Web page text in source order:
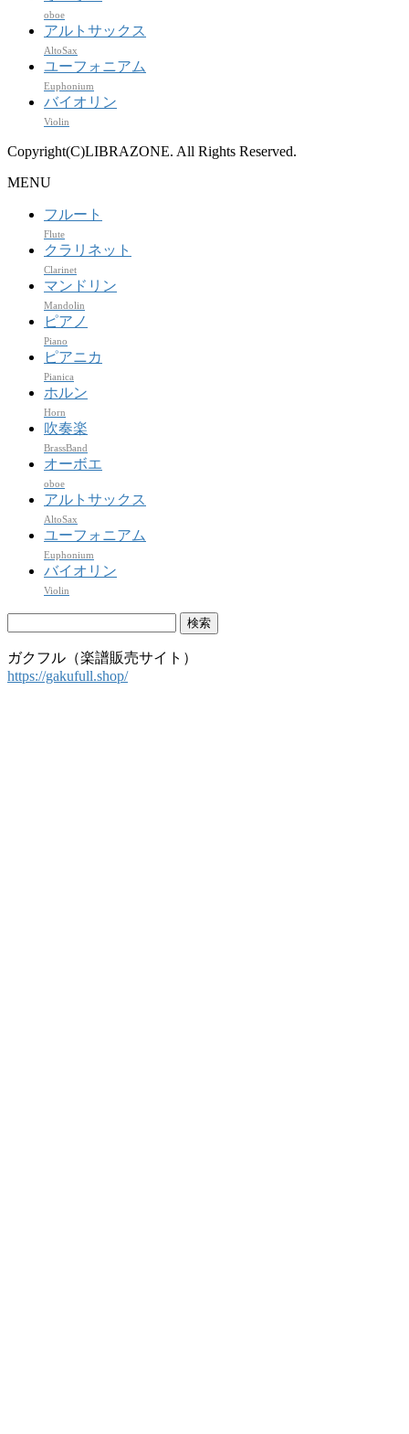
oboe
アルトサックス
AltoSax
ユーフォニアム
Euphonium
バイオリン
Violin
Copyright(C)LIBRAZONE. All Rights Reserved.
MENU
フルート
Flute
クラリネット
Clarinet
マンドリン
Mandolin
ピアノ
Piano
ピアニカ
Pianica
ホルン
Horn
吹奏楽
BrassBand
オーボエ
oboe
アルトサックス
AltoSax
ユーフォニアム
Euphonium
バイオリン
Violin
ガクフル（楽譜販売サイト）
https://gakufull.shop/